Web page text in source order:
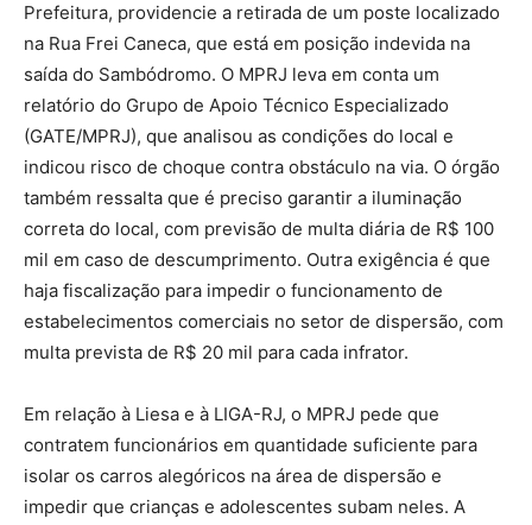
Prefeitura, providencie a retirada de um poste localizado
na Rua Frei Caneca, que está em posição indevida na
saída do Sambódromo. O MPRJ leva em conta um
relatório do Grupo de Apoio Técnico Especializado
(GATE/MPRJ), que analisou as condições do local e
indicou risco de choque contra obstáculo na via. O órgão
também ressalta que é preciso garantir a iluminação
correta do local, com previsão de multa diária de R$ 100
mil em caso de descumprimento. Outra exigência é que
haja fiscalização para impedir o funcionamento de
estabelecimentos comerciais no setor de dispersão, com
multa prevista de R$ 20 mil para cada infrator.
Em relação à Liesa e à LIGA-RJ, o MPRJ pede que
contratem funcionários em quantidade suficiente para
isolar os carros alegóricos na área de dispersão e
impedir que crianças e adolescentes subam neles. A